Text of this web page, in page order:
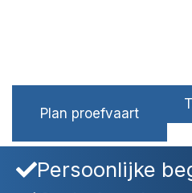
Plan proefvaart
Persoonlijke